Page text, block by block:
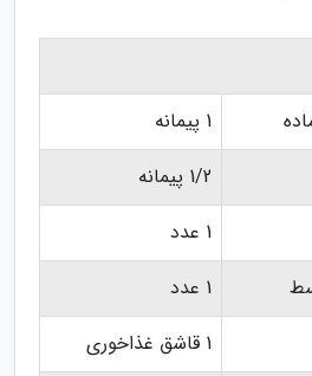
1 پیمانه
1/2 پیمانه
1 عدد
1 عدد
1 قاشق غذاخوری